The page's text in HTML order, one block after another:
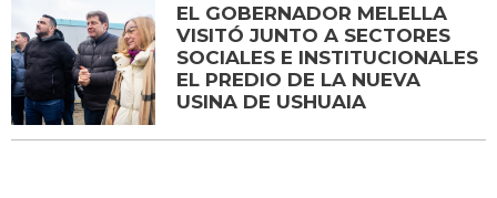
EL GOBERNADOR MELELLA
VISITÓ JUNTO A SECTORES
SOCIALES E INSTITUCIONALES
EL PREDIO DE LA NUEVA
USINA DE USHUAIA